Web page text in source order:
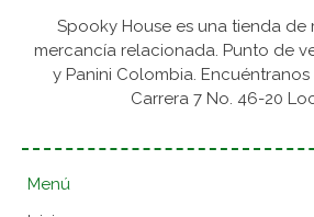
Spooky House es una tienda de
mercancía relacionada. Punto de
y Panini Colombia.
Carrera 7 No. 46-20
Menú